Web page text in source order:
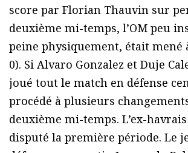
score par Florian Thauvin sur
deuxième mi-temps, l’OM peu
peine physiquement, était mené
0). Si Alvaro Gonzalez et Duje
joué tout le match en défense
procédé à plusieurs
deuxième mi-temps. L’ex-havrais
disputé la première période. Le